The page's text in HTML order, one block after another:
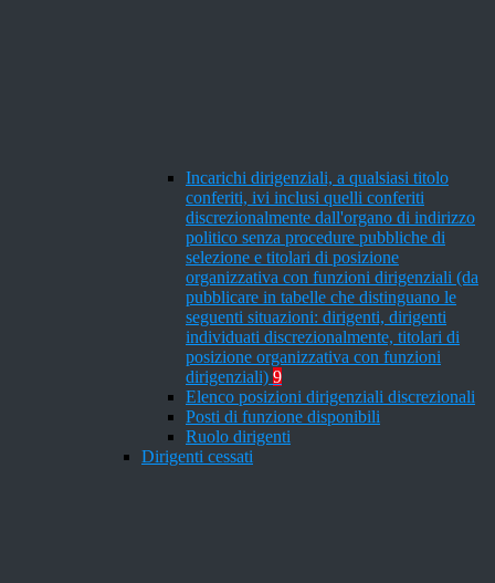
Incarichi dirigenziali, a qualsiasi titolo
conferiti, ivi inclusi quelli conferiti
discrezionalmente dall'organo di indirizzo
politico senza procedure pubbliche di
selezione e titolari di posizione
organizzativa con funzioni dirigenziali (da
pubblicare in tabelle che distinguano le
seguenti situazioni: dirigenti, dirigenti
individuati discrezionalmente, titolari di
posizione organizzativa con funzioni
dirigenziali) 9
Elenco posizioni dirigenziali discrezionali
Posti di funzione disponibili
Ruolo dirigenti
Dirigenti cessati